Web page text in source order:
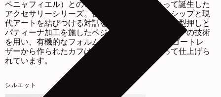
ペニャフィエル）とのコラボレーションによって誕生した
アクセサリーシリーズ。伝統的なクラフツマンシップと現
代アートを結びつける対話を描き出しています。型押しと
パティーナ加工を施したベジタブルタンニンレザーの技術
を用い、有機的なフォルムを模索しています。 ゴートレ
ザーから作られたカフは、職人の手作業によって仕上げら
れています。
シルエット